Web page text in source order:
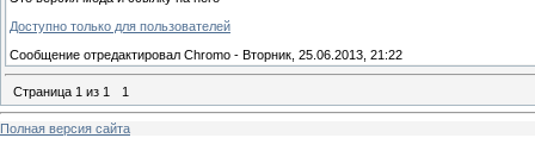
Доступно только для пользователей
Сообщение отредактировал Chromo - Вторник, 25.06.2013, 21:22
Страница 1 из 1 1
Полная версия сайта